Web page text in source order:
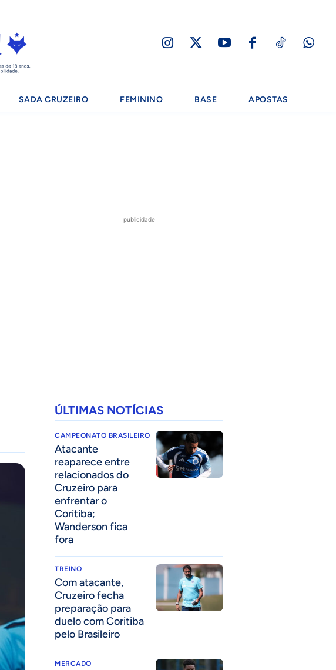
SADA CRUZEIRO FEMININO BASE APOSTAS
publicidade
ÚLTIMAS NOTÍCIAS
CAMPEONATO BRASILEIRO
Atacante
reaparece entre
relacionados do
Cruzeiro para
enfrentar o
Coritiba;
Wanderson fica
fora
TREINO
Com atacante,
Cruzeiro fecha
preparação para
duelo com Coritiba
pelo Brasileiro
MERCADO